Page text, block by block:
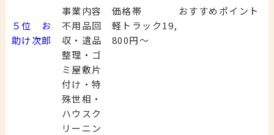
事業内容 価格帯
おすすめポイント
５位 お
助け次郎
不用品回
収・遺品
整理・ゴ
ミ屋敷片
付け・特
殊世相・
ハウスク
リーニン
軽トラック19,
800円～